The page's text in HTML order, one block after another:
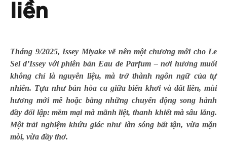
liền
Tháng 9/2025, Issey Miyake vẽ nên một chương mới cho Le
Sel d’Issey với phiên bản Eau de Parfum – nơi hương muối
không chỉ là nguyên liệu, mà trở thành ngôn ngữ của tự
nhiên. Tựa như bản hòa ca giữa biển khơi và đất liền, mùi
hương mới mê hoặc bằng những chuyển động song hành
đầy đối lập: mềm mại mà mãnh liệt, thanh khiết mà sâu lắng.
Một trải nghiệm khứu giác như làn sóng bất tận, vừa mặn
mòi, vừa đầy thơ.